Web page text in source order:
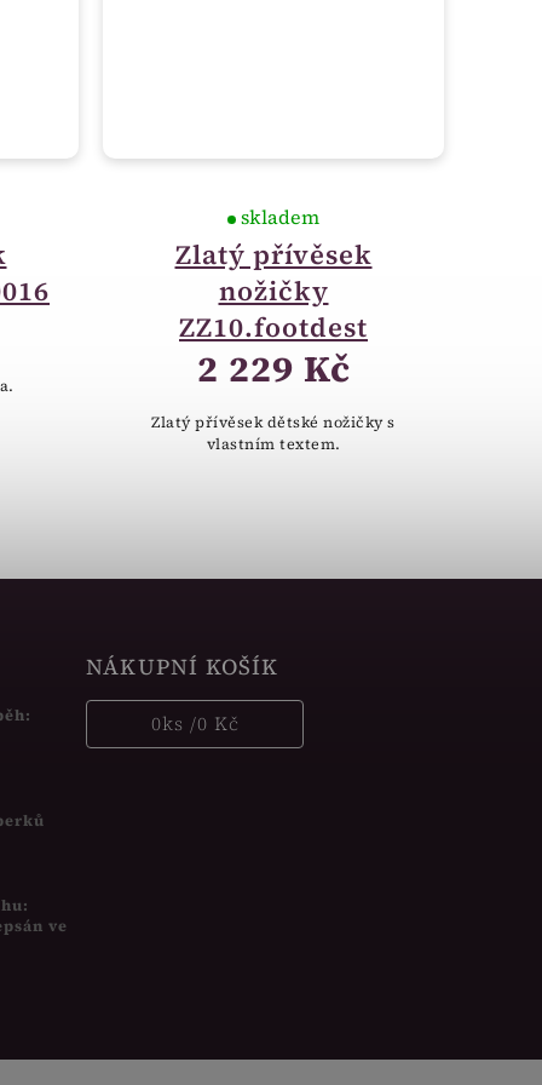
Zlatý přívěsek
nožičky
ZZ10.footdest
skladem
2 229 Kč
Zlatý přívěsek dětské nožičky s
vlastním textem.
ve
NÁKUPNÍ KOŠÍK
0ks /0 Kč